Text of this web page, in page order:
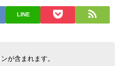
LINE
が含まれます。